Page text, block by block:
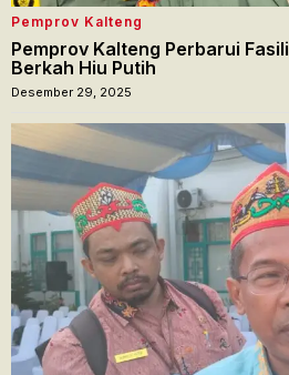
Pemprov Kalteng
Pemprov Kalteng Perbarui
Berkah Hiu Putih
Desember 29, 2025